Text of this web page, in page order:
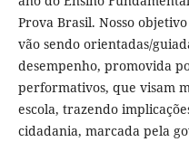
Prova Brasil. Nosso
vão sendo orientadas/
desempenho, promovida
performativos, que visam
escola, trazendo
cidadania, marcada pela